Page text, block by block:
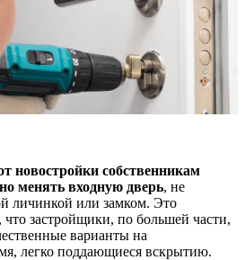
новостройки собственникам
менять входную дверь, не
личинкой или замком. Это
застройщики, по большей части,
варианты на
легко поддающиеся вскрытию.